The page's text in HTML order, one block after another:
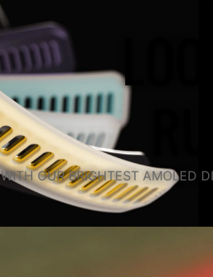
WITH OUR BRIGHTEST AMOLED